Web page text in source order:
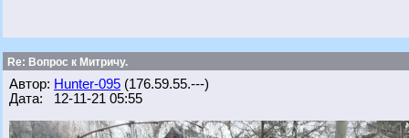
Re: Вопрос к Митричу.
Автор: Hunter-095 (176.59.55.---)
Дата: 12-11-21 05:55